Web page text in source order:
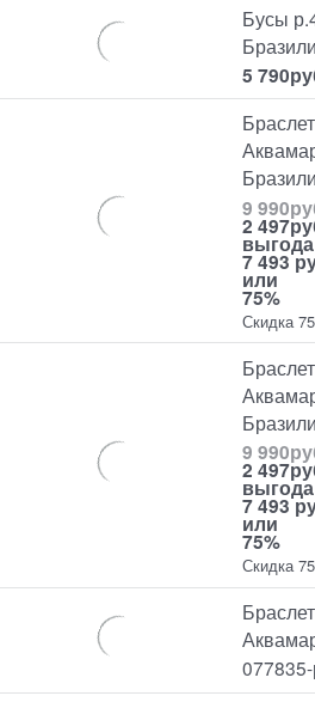
Бусы
5 790
9 990
2 497
выгода
7 493
или
75%
Скидка
9 990
2 497
выгода
7 493
или
75%
Скидка